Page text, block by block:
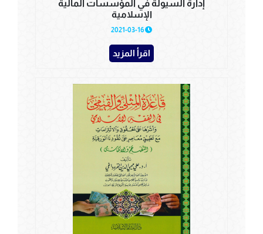
إدارة السیولة في المؤسسات المالیة
الإسلامیة
اقرأ المزيد